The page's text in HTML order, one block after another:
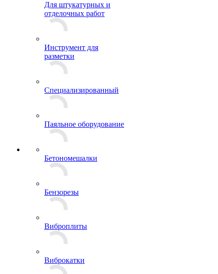
Для штукатурных и
отделочных работ
Инструмент для
разметки
Специализированный
Паяльное оборудование
Бетономешалки
Бензорезы
Виброплиты
Виброкатки